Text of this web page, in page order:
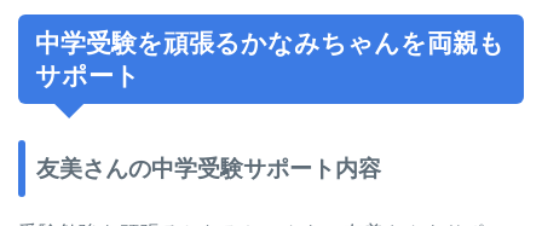
中学受験を頑張るかなみちゃんを両親も
サポート
友美さんの中学受験サポート内容